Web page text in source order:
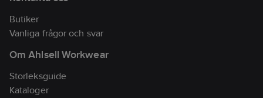
den både säker att
att flytta.
Butiker
Vanliga frågor och svar
Om Ahlsell Workwear
Storleksguide
Kataloger